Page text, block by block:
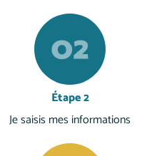
Étape 2
Je saisis mes informations